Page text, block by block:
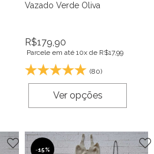
Vazado Verde Oliva
R$179,90
Parcele em até 10x de R$17,99
(80)
Ver opções
-15%